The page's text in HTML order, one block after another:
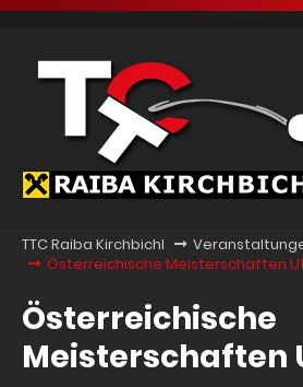
TTC Raiba Kirchbichl
Österreichische Meisterschaften
Österreichische
Meisterschaften